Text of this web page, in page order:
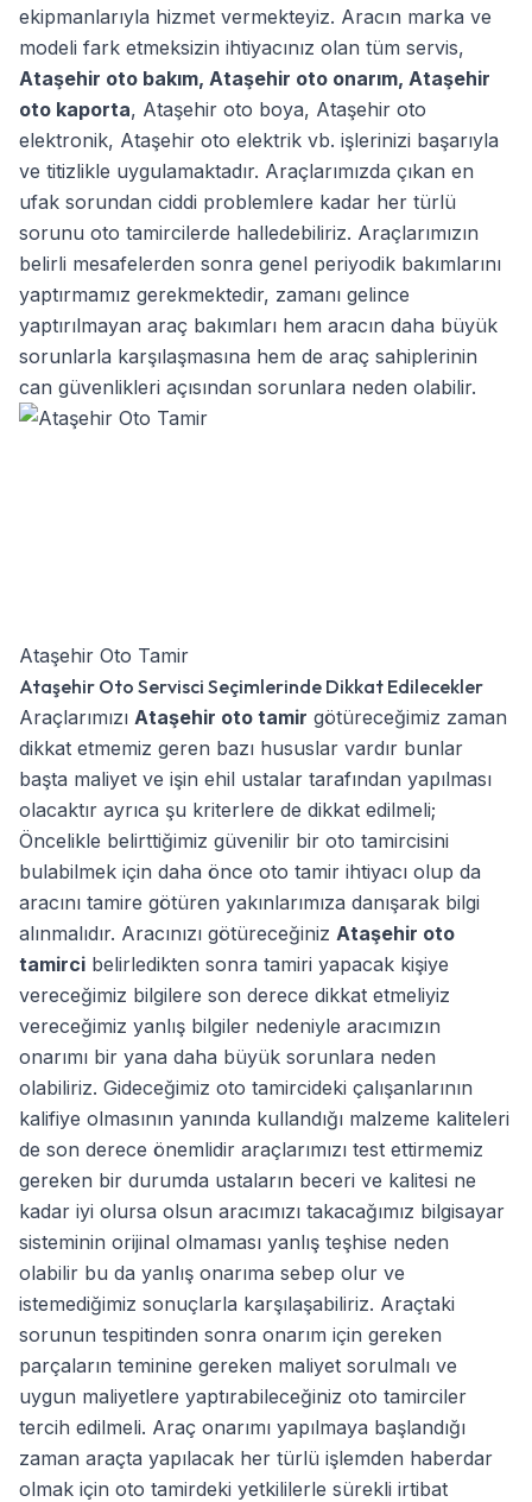
ekipmanlarıyla hizmet vermekteyiz. Aracın marka ve
modeli fark etmeksizin ihtiyacınız olan tüm servis,
Ataşehir oto bakım, Ataşehir oto onarım, Ataşehir
oto kaporta, Ataşehir oto boya, Ataşehir oto
elektronik, Ataşehir oto elektrik vb. işlerinizi başarıyla
ve titizlikle uygulamaktadır. Araçlarımızda çıkan en
ufak sorundan ciddi problemlere kadar her türlü
sorunu oto tamircilerde halledebiliriz. Araçlarımızın
belirli mesafelerden sonra genel periyodik bakımlarını
yaptırmamız gerekmektedir, zamanı gelince
yaptırılmayan araç bakımları hem aracın daha büyük
sorunlarla karşılaşmasına hem de araç sahiplerinin
can güvenlikleri açısından sorunlara neden olabilir.
Ataşehir Oto Tamir
Ataşehir Oto Servisci Seçimlerinde Dikkat Edilecekler
Araçlarımızı Ataşehir oto tamir götüreceğimiz zaman
dikkat etmemiz geren bazı hususlar vardır bunlar
başta maliyet ve işin ehil ustalar tarafından yapılması
olacaktır ayrıca şu kriterlere de dikkat edilmeli;
Öncelikle belirttiğimiz güvenilir bir oto tamircisini
bulabilmek için daha önce oto tamir ihtiyacı olup da
aracını tamire götüren yakınlarımıza danışarak bilgi
alınmalıdır. Aracınızı götüreceğiniz Ataşehir oto
tamirci belirledikten sonra tamiri yapacak kişiye
vereceğimiz bilgilere son derece dikkat etmeliyiz
vereceğimiz yanlış bilgiler nedeniyle aracımızın
onarımı bir yana daha büyük sorunlara neden
olabiliriz. Gideceğimiz oto tamircideki çalışanlarının
kalifiye olmasının yanında kullandığı malzeme kaliteleri
de son derece önemlidir araçlarımızı test ettirmemiz
gereken bir durumda ustaların beceri ve kalitesi ne
kadar iyi olursa olsun aracımızı takacağımız bilgisayar
sisteminin orijinal olmaması yanlış teşhise neden
olabilir bu da yanlış onarıma sebep olur ve
istemediğimiz sonuçlarla karşılaşabiliriz. Araçtaki
sorunun tespitinden sonra onarım için gereken
parçaların teminine gereken maliyet sorulmalı ve
uygun maliyetlere yaptırabileceğiniz oto tamirciler
tercih edilmeli. Araç onarımı yapılmaya başlandığı
zaman araçta yapılacak her türlü işlemden haberdar
olmak için oto tamirdeki yetkililerle sürekli irtibat